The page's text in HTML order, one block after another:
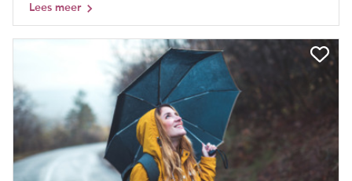
Lees meer